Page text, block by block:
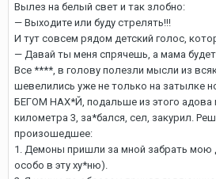
Вылез на белый свет и так злобно:
— Выходите или буду стрелять!!!
И тут совсем рядом детский голос,
— Давай ты меня спрячешь, а мама будет
Все ****, в голову полезли мысли из
шевелились уже не только на затылке
БЕГОМ НАХ*Й, подальше из этого адова
километра 3, за*бался, сел, закурил.
произошедшее:
1. Демоны пришли за мной забрать мою
особо в эту ху*ню).